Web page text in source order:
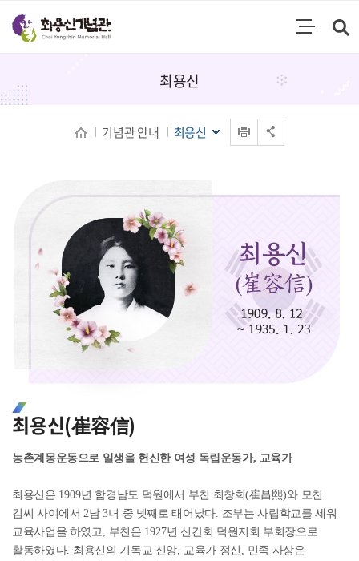
최용신
기념관 안내 최용신
최용신(崔容信)
농촌계몽운동으로 일생을 헌신한 여성 독립운동가, 교육가
최용신은 1909년 함경남도 덕원에서 부친 최창희(崔昌熙)와 모친
김씨 사이에서 2남3녀 중 넷째로 태어났다. 조부는 사립학교를 세워
교육사업을 하였고
부친은 1927년 신간회 덕원지회 부회장으로
활동하였다. 최용신의 기독교 신앙 교육가 정신
민족 사상은